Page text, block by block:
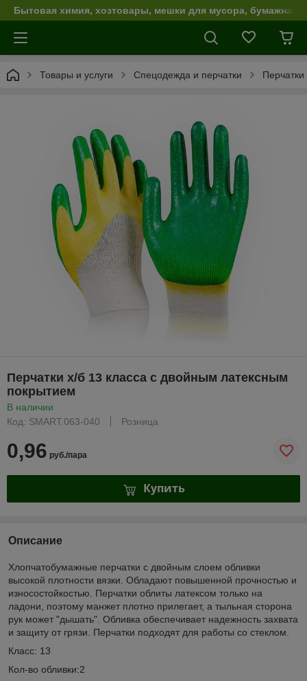
Бытовая химия, хозтовары, мешки для мусора, бумажная
Товары и услуги Спецодежда и перчатки
Перчатки х/б 13 класса с двойным латексным
покрытием
В наличии
Код: SMART.063-040
Розница
0,96 руб./пара
Купить
Описание
Хлопчатобумажные перчатки с двойным слоем обливки
высокой плотности вязки. Обладают повышенной прочностью и
износостойкостью. Перчатки облиты латексом только на
ладони, поэтому манжет плотно прилегает, а тыльная сторона
рук может "дышать". Обливка обеспечивает надежность захвата
и защиту от грязи. Перчатки подходят для работы со стеклом.
Класс: 13
Кол-во обливки:2